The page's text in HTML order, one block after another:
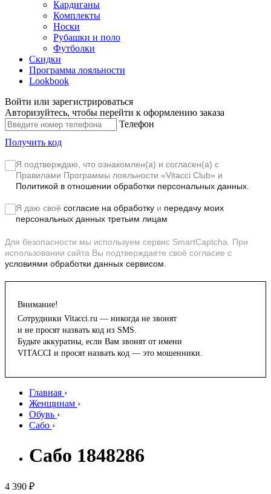
Кардиганы
Комплекты
Носки
Рубашки и поло
Футболки
Скидки
Программа лояльности
Lookbook
Войти или зарегистрироваться
Авторизуйтесь, чтобы перейти к оформлению заказа
Телефон
Получить код
Я подтверждаю, что ознакомлен(а) и согласен(а) с
Правилами Программы лояльности «Vitacci Club» и
Политикой в отношении обработки персональных данных.
Я даю своё согласие на обработку и передачу моих
персональных данных третьим лицам
Для безопасности мы используем сервис SmartCaptcha. При
использовании сайта Вы подтверждаете своё согласие с
условиями обработки данных сервисом.
Внимание!
Сотрудники Vitacci.ru — никогда не звонят
и не просят назвать код из SMS.
Будьте аккуратны, если Вам звонят от имени
VITACCI и просят назвать код — это мошенники.
Главная ›
Женщинам ›
Обувь ›
Сабо ›
Сабо 1848286
4 390 ₽